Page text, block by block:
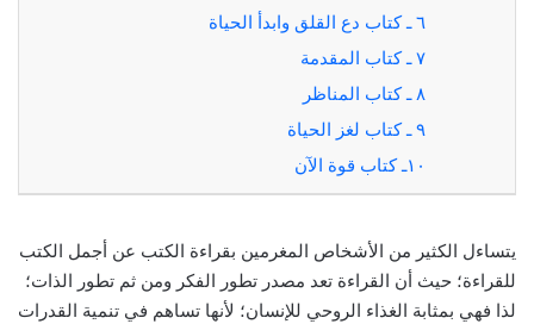
٦ ـ كتاب دع القلق وابدأ الحياة
٧ ـ كتاب المقدمة
٨ ـ كتاب المناظر
٩ ـ كتاب لغز الحياة
١٠ـ كتاب قوة الآن
يتساءل الكثير من الأشخاص المغرمين بقراءة الكتب عن أجمل الكتب
للقراءة؛ حيث أن القراءة تعد مصدر تطور الفكر ومن ثم تطور الذات؛
لذا فهي بمثابة الغذاء الروحي للإنسان؛ لأنها تساهم في تنمية القدرات